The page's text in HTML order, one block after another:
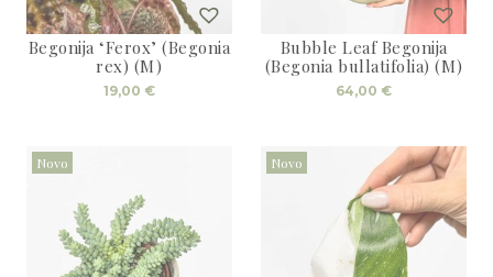
Begonija ‘Ferox’ (Begonia
rex) (M)
19,00 €
Bubble Leaf Begonija
(Begonia bullatifolia) (M)
64,00 €
Novo Novo
€
Dodaj v košarico
Preberi prispevek